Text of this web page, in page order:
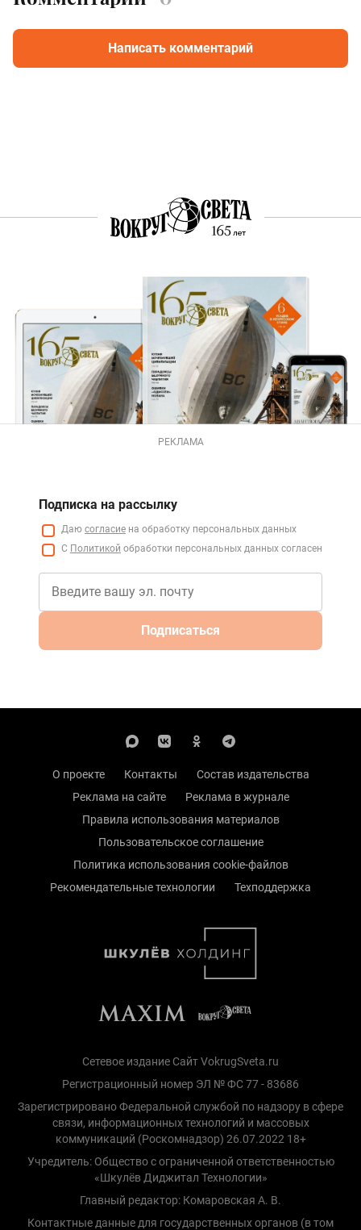
Написать комментарий
РЕКЛАМА
Подписка на рассылку
Даю согласие на обработку персональных данных
С Политикой обработки персональных данных согласен
Подписаться
О проекте Контакты
Состав издательства
Реклама на сайте
Реклама в журнале
Правила использования материалов
Пользовательское соглашение
Политика использования cookie-файлов
Рекомендательные технологии
Техподдержка
Сетевое издание Сайт VokrugSveta.ru
Регистрационный номер ЭЛ № ФС 77 - 83686
Зарегистрировано Федеральной службой по надзору в сфере
связи, информационных технологий и массовых
коммуникаций (Роскомнадзор) 26.07.2022 18+
Учредитель: Общество с ограниченной ответственностью
«Шкулёв Диджитал Технологии»
Главный редактор: Комаровская А. В.
Контактные данные для государственных органов (в том